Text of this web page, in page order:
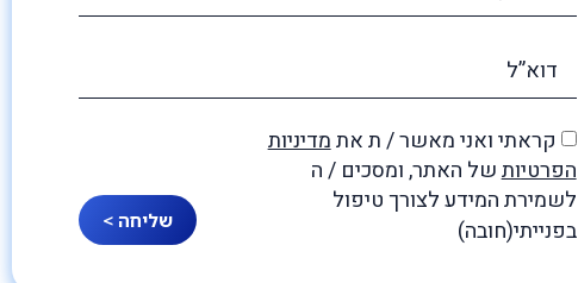
קראתי ואני מאשר / ת אתמדיניות
הפרטיותשל האתר, ומסכים / ה
לשמירת המידע לצורך טיפול
בפנייתי(חובה)
שליחה >